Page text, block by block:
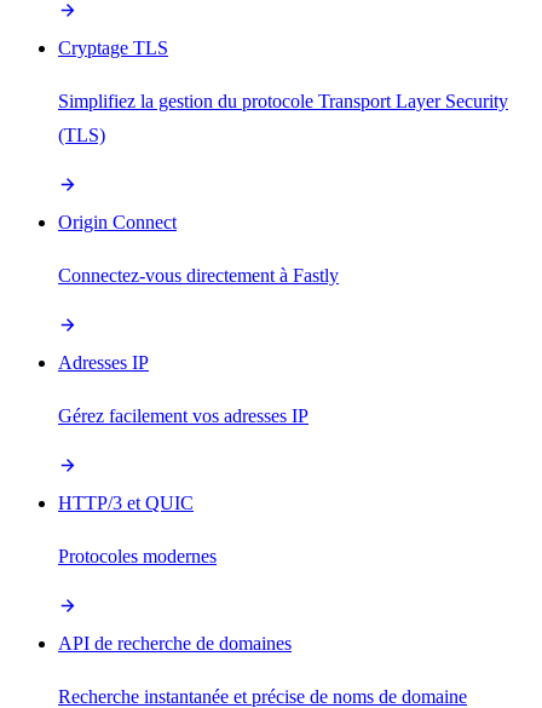
Cryptage TLS
Simplifiez la gestion du protocole Transport Layer Security
(TLS)
Origin Connect
Connectez-vous directement à Fastly
Adresses IP
Gérez facilement vos adresses IP
HTTP/3 et QUIC
Protocoles modernes
API de recherche de domaines
Recherche instantanée et précise de noms de domaine